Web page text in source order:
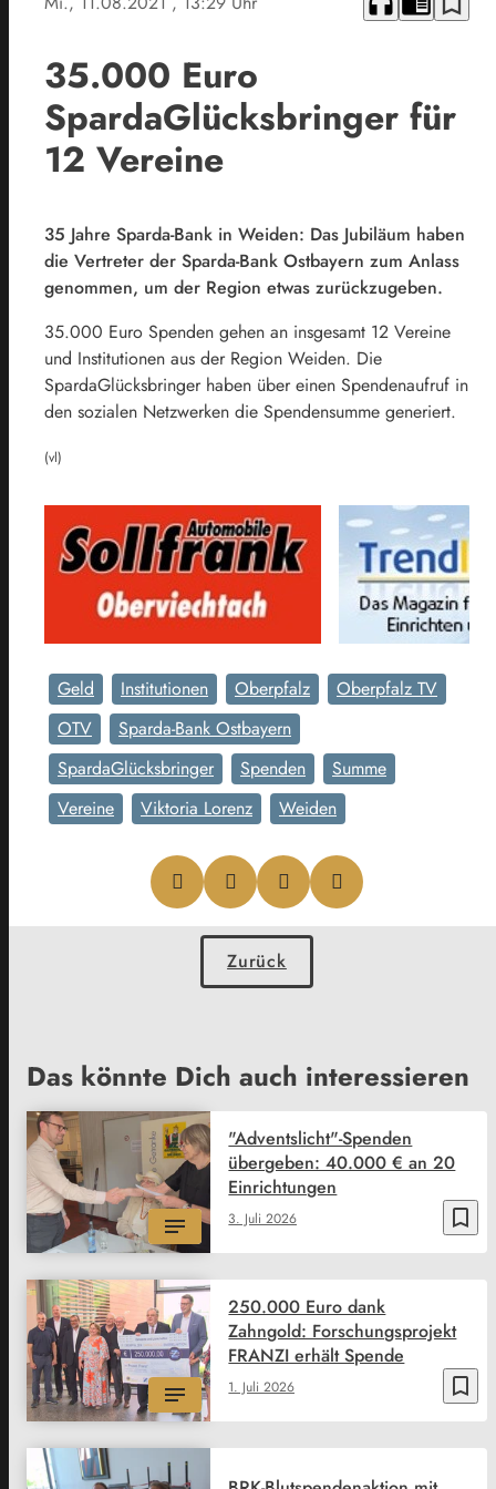
35.000 Euro
SpardaGlücksbringer für
12 Vereine
35 Jahre Sparda-Bank in Weiden: Das Jubiläum haben
die Vertreter der Sparda-Bank Ostbayern zum Anlass
genommen, um der Region etwas zurückzugeben.
35.000 Euro Spenden gehen an insgesamt 12 Vereine
und Institutionen aus der Region Weiden. Die
SpardaGlücksbringer haben über einen Spendenaufruf in
den sozialen Netzwerken die Spendensumme generiert.
(vl)
Geld Institutionen Oberpfalz
Oberpfalz TV
OTV
Sparda-Bank Ostbayern
SpardaGlücksbringer
Spenden
Summe
Vereine
Viktoria Lorenz Weiden
Zurück
Das könnte Dich auch interessieren
bookmark_border
3. Juli 2026
"Adventslicht"-Spenden
übergeben: 40.000 € an 20
Einrichtungen
bookmark_border
1. Juli 2026
250.000 Euro dank
Zahngold: Forschungsprojekt
FRANZI erhält Spende